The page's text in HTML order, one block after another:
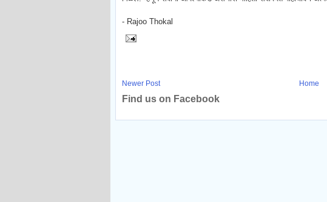
- Rajoo Thokal
Newer Post Home
Find us on Facebook